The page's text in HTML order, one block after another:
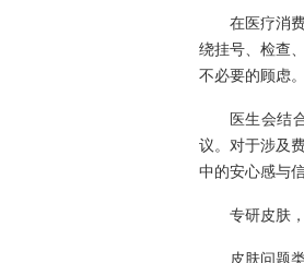
在医疗消
绕挂号、检查
不必要的顾虑。
医生会结
议。对于涉及
中的安心感与信
专研皮肤
皮肤问题